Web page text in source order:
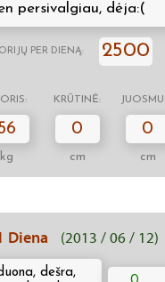
persivalgiau, dėja:(
PER DIENĄ: 2500
KRŪTINĖ:
kg
0
cm
0
cm
Diena (2013 / 06 / 12)
dešra,